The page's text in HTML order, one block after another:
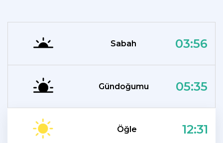
Sabah 03:56
Gündoğumu 05:35
Öğle 12:31